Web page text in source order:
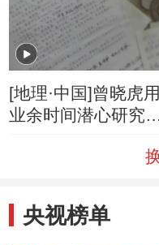
[地理·中国]曾晓虎用
业余时间潜心研究临
央视榜单